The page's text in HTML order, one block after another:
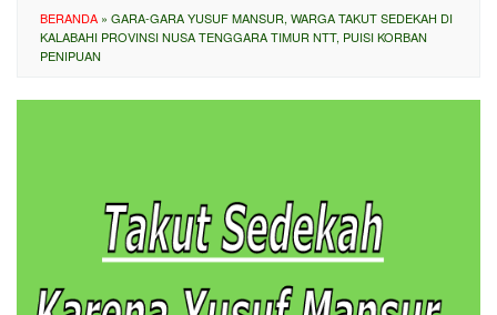
BERANDA » GARA-GARA YUSUF MANSUR, WARGA TAKUT SEDEKAH DI
KALABAHI PROVINSI NUSA TENGGARA TIMUR NTT, PUISI KORBAN
PENIPUAN